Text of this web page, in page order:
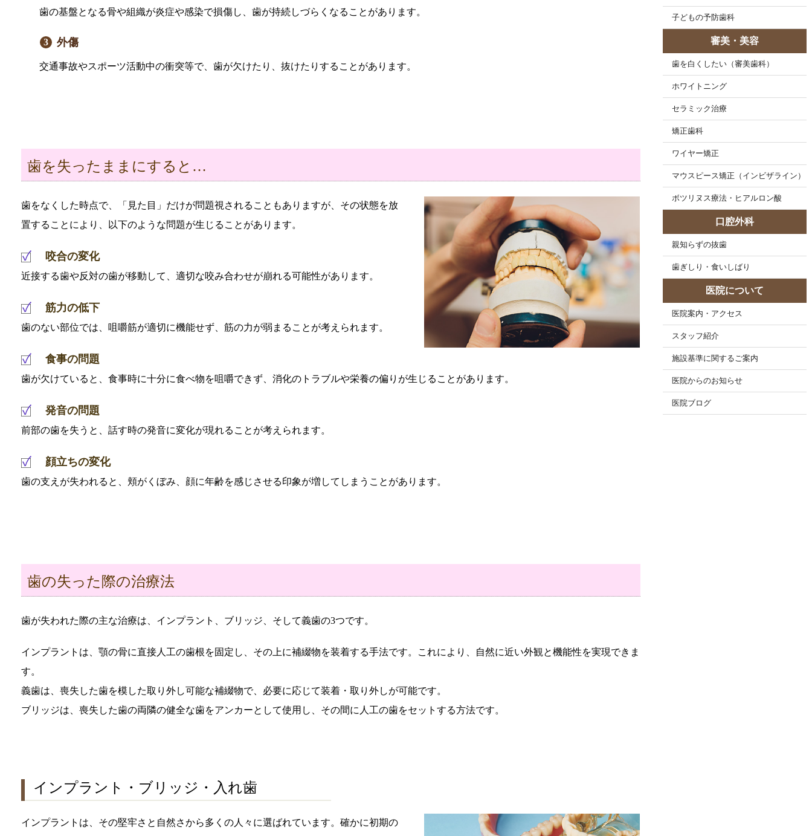
歯の基盤となる骨や組織が炎症や感染で損傷し、歯が持続しづらくなることがあります。
外傷
交通事故やスポーツ活動中の衝突等で、歯が欠けたり、抜けたりすることがあります。
歯を失ったままにすると…
歯をなくした時点で、「見た目」だけが問題視されることもありますが、その状態を放
置することにより、以下のような問題が生じることがあります。
咬合の変化
近接する歯や反対の歯が移動して、適切な咬み合わせが崩れる可能性があります。
筋力の低下
歯のない部位では、咀嚼筋が適切に機能せず、筋の力が弱まることが考えられます。
食事の問題
歯が欠けていると、食事時に十分に食べ物を咀嚼できず、消化のトラブルや栄養の偏りが生じることがあります。
発音の問題
前部の歯を失うと、話す時の発音に変化が現れることが考えられます。
顔立ちの変化
歯の支えが失われると、頬がくぼみ、顔に年齢を感じさせる印象が増してしまうことがあります。
歯の失った際の治療法
歯が失われた際の主な治療は、インプラント、ブリッジ、そして義歯の3つです。
インプラントは、顎の骨に直接人工の歯根を固定し、その上に補綴物を装着する手法です。これにより、自然に近い外観と機能性を実現できま
す。
義歯は、喪失した歯を模した取り外し可能な補綴物で、必要に応じて装着・取り外しが可能です。
ブリッジは、喪失した歯の両隣の健全な歯をアンカーとして使用し、その間に人工の歯をセットする方法です。
インプラント・ブリッジ・入れ歯
インプラントは、その堅牢さと自然さから多くの人々に選ばれています。確かに初期の
子どもの予防歯科
審美・美容
歯を白くしたい（審美歯科）
ホワイトニング
セラミック治療
矯正歯科
ワイヤー矯正
マウスピース矯正（インビザライン）
ボツリヌス療法・ヒアルロン酸
口腔外科
親知らずの抜歯
歯ぎしり・食いしばり
医院について
医院案内・アクセス
スタッフ紹介
施設基準に関するご案内
医院からのお知らせ
医院ブログ